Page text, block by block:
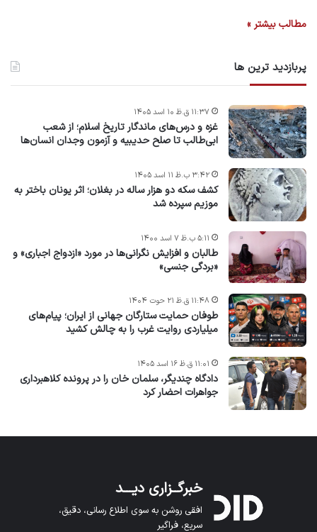
مطالب بیشتر »
پربازدید ترین ها
غزه و درس‌های ماندگار تاریخ اسلام؛ از شعب
ابی‌طالب تا صلح حدیبیه و آزمون وجدان انسان‌ها
۱۱:۳۷ ق.ظ ۱۰ اسد ۱۴۰۵
کشف سکه دو هزار ساله در بغلان؛ اثر یونان باختر به
موزیم سپرده شد
۳:۴۲ ب.ظ ۱۱ اسد ۱۴۰۵
طالبان و افزایش نگرانی‌ها در مورد «ازدواج اجباری» و
«بردگی جنسی»
۵:۱۱ ب.ظ ۷ اسد ۱۴۰۰
طوفان حمایت ستارگان جهانی از ایران؛ پیام‌های
میلیاردی روایت غرب را به چالش کشید
۱۱:۴۸ ق.ظ ۲۱ حوت ۱۴۰۴
دادگاه چندیگر، سلمان خان را در پرونده کلاهبرداری
جواهرات احضار کرد
۱۱:۰۱ ق.ظ ۱۶ اسد ۱۴۰۵
خبرگــزاری دیـــد
افقی روشن به سوی اطلاع رسانی، دقیق،
سریع، فراگیر